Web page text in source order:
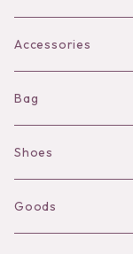
Bra
Shorts
Camisole
Long sleeve
Accessories
Necklace
Pierce/Earring
Ear Cuff
Bag
Shoes
Goods